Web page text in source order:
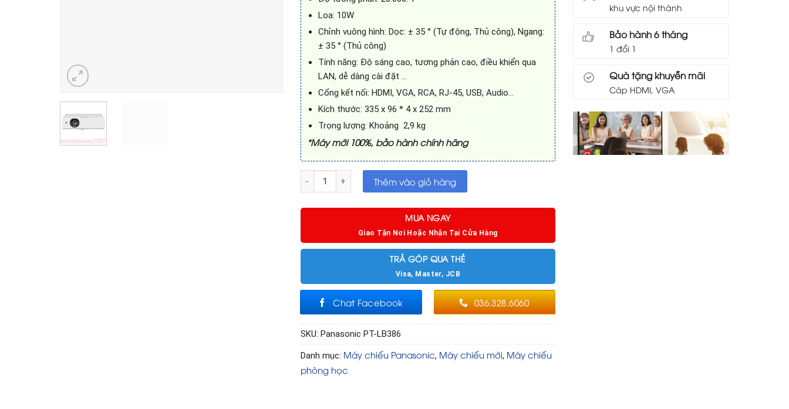
Loa: 10W
Chỉnh vuông hình: Dọc: ± 35 ° (Tự động, Thủ công), Ngang:
± 35 ° (Thủ công)
Tính năng: Độ sáng cao, tương phản cao, điều khiển qua
LAN, dễ dàng cài đặt …
Cổng kết nối: HDMI, VGA, RCA, RJ-45, USB, Audio…
Kích thước: 335 x 96 * 4 x 252 mm
Trọng lượng: Khoảng 2,9 kg
*Máy mới 100%, bảo hành chính hãng
Máy chiếu Panasonic PT-LB386 số lượng
Thêm vào giỏ hàng
MUA NGAY
Giao Tận Nơi Hoặc Nhận Tại Cửa Hàng
TRẢ GÓP QUA THẺ
Visa, Master, JCB
Chat Facebook 036.328.6060
SKU: Panasonic PT-LB386
Danh mục: Máy chiếu Panasonic, Máy chiếu mới, Máy chiếu
phòng học
khu vực nội thành
Bảo hành 6 tháng
1 đổi 1
Quà tặng khuyễn mãi
Cáp HDMI, VGA